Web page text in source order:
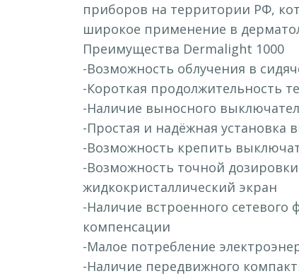
приборов на территории РФ,
широкое применение в
Преимущества Dermalight 1000
-Возможность облучения в
-Короткая продолжительность
-Наличие выносного
-Простая и надёжная
-Возможность крепить
-Возможность точной
жидкокристаллический экран
-Наличие встроенного
компенсации
-Малое потребление
-Наличие передвижного